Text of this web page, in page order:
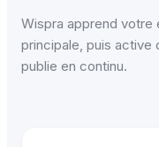
Wispra apprend votre
principale, puis
publie en continu.